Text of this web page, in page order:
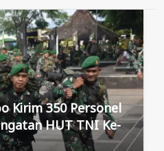
Kirim 350 Personel
HUT TNI Ke-